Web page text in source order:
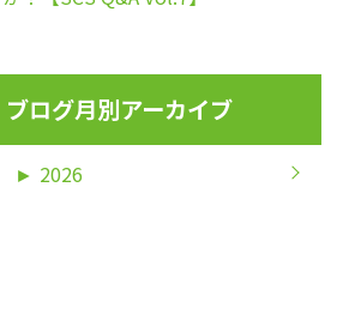
ブログ月別アーカイブ
► 2026